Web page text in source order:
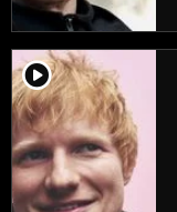
player2